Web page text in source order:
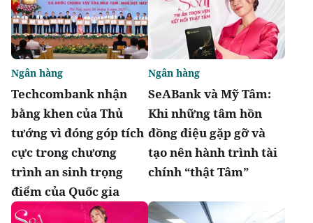
Techcombank nhận
bằng khen của Thủ
tướng vì đóng góp tích
cực trong chương
trình an sinh trọng
điểm của Quốc gia
Ngân hàng
SeABank và Mỹ Tâm:
Khi những tâm hồn
đồng điệu gặp gỡ và
tạo nên hành trình tài
chính “thật Tâm”
Ngân hàng